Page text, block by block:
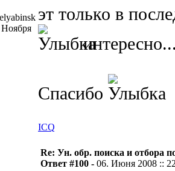
Ноября
эт только в
Спасибо
ICQ
Re: Ун. обр. поиска и отбора
Ответ #100 - 06. Июня 2008 ::